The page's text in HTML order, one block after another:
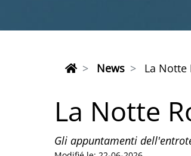
News La Notte
La Notte
Gli appuntamenti